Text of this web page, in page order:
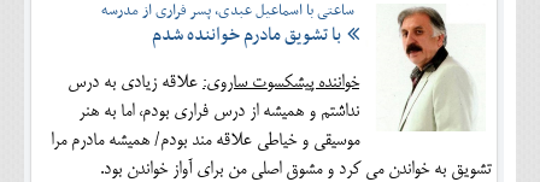
ساعتی با اسماعیل عبدی، پسر فراری از مدرسه
با تشویق مادرم خواننده شدم
خواننده پیشکسوت ساروی: علاقه زیادی به درس
نداشتم و همیشه از درس فراری بودم، اما به هنر
موسیقی و خیاطی علاقه مند بودم/ همیشه مادرم مرا
تشویق به خواندن می کرد و مشوق اصلی من برای آواز خواندن بود.